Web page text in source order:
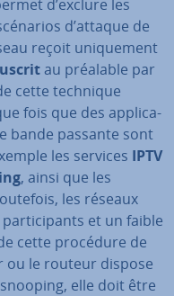
d’exclure les
d’attaque de
reçoit uni­que­ment
au préalable par
cette technique
fois que des ap­pli­ca­
bande passante sont
les services IPTV
, ainsi que les
les réseaux
et un faible
cette procédure de
ou le routeur dispose
elle doit être